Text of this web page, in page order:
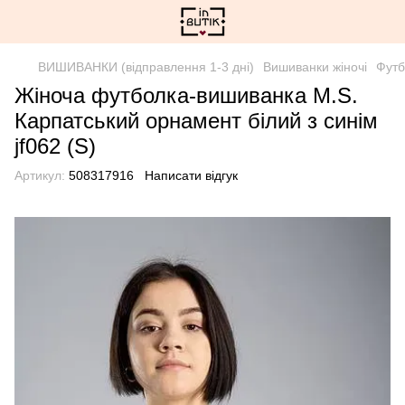
ВИШИВАНКИ (відправлення 1-3 дні) Вишиванки жіночі
Жіноча футболка-вишиванка M.S.
Карпатський орнамент білий з синім
jf062 (S)
Артикул: 508317916 Написати відгук